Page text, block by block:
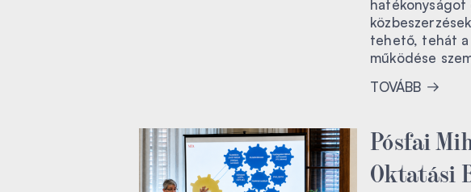
tehető, tehát
működése
TOVÁBB
Pósfai
Oktatási